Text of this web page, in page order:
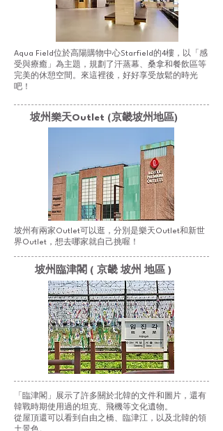
Aqua Field位於高陽購物中心Starfield的4樓，以「感
受與療癒」為主題，規劃了汗蒸幕、桑拿和餐飲區等
完美的休憩空間。來這裡後，好好享受放鬆的時光
吧！
坡州樂天Outlet (京畿坡州地區)
坡州有兩家Outlet可以逛，分別是樂天Outlet和新世
界Outlet，想去哪家就自己挑喔！
坡州臨津閣 ( 京畿 坡州 地區 )
「臨津閣」展示了許多關於北韓的文件和圖片，還有
韓戰時期使用過的坦克、飛機等文化遺物。
從屋頂還可以看到自由之橋、臨津江，以及北韓的領